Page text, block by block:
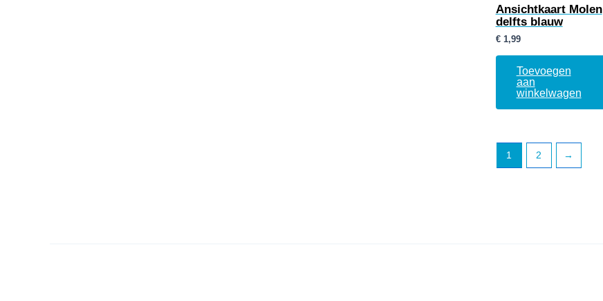
Ansichtkaart Molen
delfts blauw
€1,99
Toevoegen
aan
winkelwagen
1 2 →